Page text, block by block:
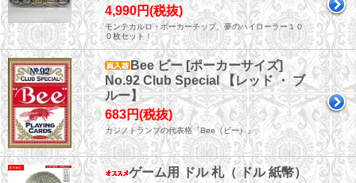
4,990円(税抜)
モンテカルロ・ポーカーチップ、夢のハイローラー１０
０枚セット！
Bee ビー [ポーカーサイズ]
No.92 Club Special 【レッド ・ ブ
ルー】
683円(税抜)
カジノトランプの代表格『Bee（ビー）』
ゲーム用 ドル 札（ ドル 紙幣）